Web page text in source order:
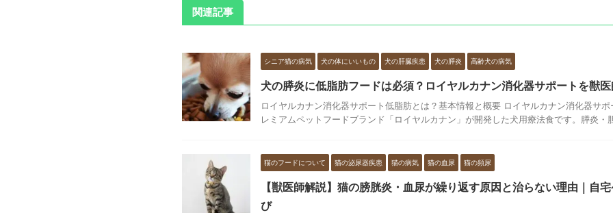
関連記事
シニア猫の病気 犬の体にいいもの 犬の肝臓疾患 犬の膵炎 高齢犬の病気
犬の膵炎に低脂肪フードは必須？ロイヤルカナン消化器サポートを獣
ロイヤルカナン消化器サポート低脂肪とは？基本情報と概要 ロイヤルカナン消化器サ
レミアムペットフードブランド「ロイヤルカナン」が開発した犬用療法食です。膵炎・
猫のフードについて 猫の泌尿器疾患 猫の病気 猫の血尿 猫の頻尿
【獣医師解説】猫の膀胱炎・血尿が繰り返す原因と治らない理由｜自
び